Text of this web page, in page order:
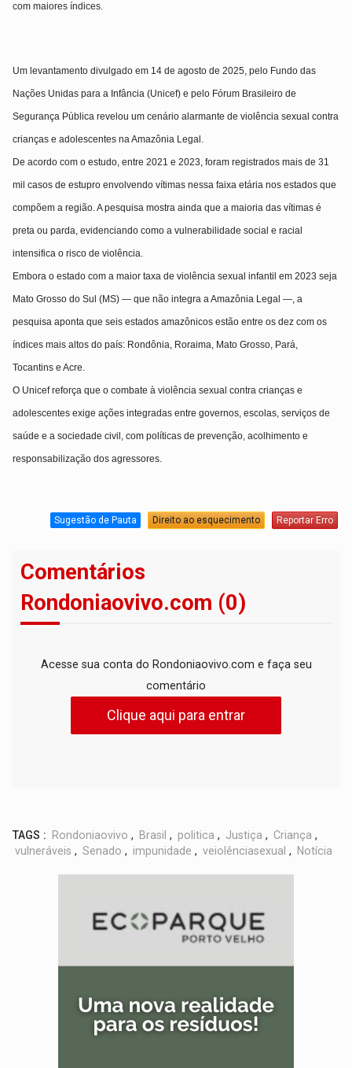
com maiores índices.
Um levantamento divulgado em 14 de agosto de 2025, pelo Fundo das
Nações Unidas para a Infância (Unicef) e pelo Fórum Brasileiro de
Segurança Pública revelou um cenário alarmante deviolência sexual contra
crianças e adolescentes na Amazônia Legal .
De acordo com o estudo, entre2021 e 2023, foram registradosmais de 31
mil casos de estupro envolvendo vítimas nessa faixa etária nos estados que
compõem a região. A pesquisa mostra ainda quea maioria das vítimas é
preta ou parda, evidenciando como a vulnerabilidade social e racial
intensifica o risco de violência.
Embora o estado coma maior taxa de violência sexual infantil em 2023 seja
Mato Grosso do Sul (MS) — que não integra a Amazônia Legal —, a
pesquisa aponta queseis estados amazônicos estão entre osdez com os
índices mais altos do país: Rondônia, Roraima, Mato Grosso, Pará,
Tocantins e Acre.
O Unicef reforça que o combate à violência sexual contra crianças e
adolescentes exigeações integradas entre governos, escolas, serviços de
saúde e a sociedade civil , com políticas deprevenção, acolhimento e
responsabilização dos agressores.
Sugestão de Pauta Direito ao esquecimento Reportar Erro
Comentários
Rondoniaovivo.com (0)
Acesse sua conta do Rondoniaovivo.com e faça seu
comentário
Clique aqui para entrar
TAGS : Rondoniaovivo , Brasil , politica , Justiça , Criança ,
vulneráveis , Senado , impunidade , veiolênciasexual , Notícia